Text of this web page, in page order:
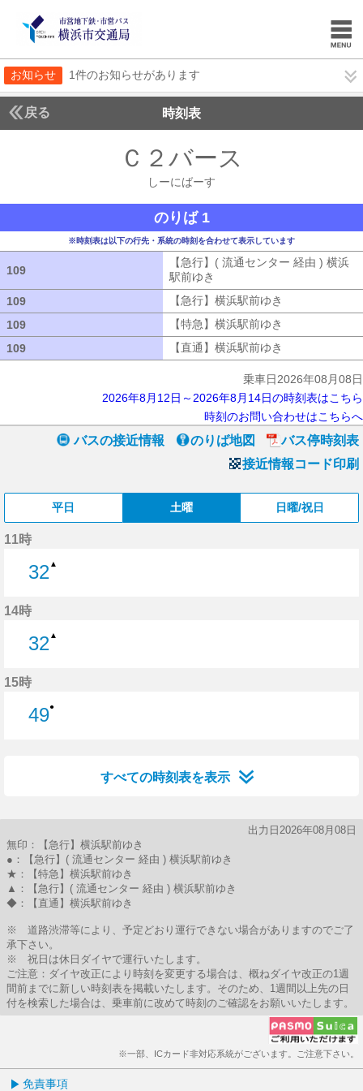
お知らせ 1件のお知らせがあります
戻る 時刻表
Ｃ２バース
しーにばーす
のりば 1
※時刻表は以下の行先・系統の時刻を合わせて表示しています
109
【急行】( 流通センター 経由 ) 横浜
駅前ゆき
109
【急行】横浜駅前ゆき
109
【特急】横浜駅前ゆき
109
【直通】横浜駅前ゆき
乗車日2026年08月08日
2026年8月12日～2026年8月14日の時刻表はこちら
時刻のお問い合わせはこちらへ
バスの接近情報 のりば地図
バス停時刻表
接近情報コード印刷
平日 土曜 日曜/祝日
11時
32▲
14時
32▲
15時
49●
すべての時刻表を表示
出力日2026年08月08日
無印：【急行】横浜駅前ゆき
●：【急行】( 流通センター 経由 ) 横浜駅前ゆき
★：【特急】横浜駅前ゆき
▲：【急行】( 流通センター 経由 ) 横浜駅前ゆき
◆：【直通】横浜駅前ゆき
※ 道路渋滞等により、予定どおり運行できない場合がありますのでご了
承下さい。
※ 祝日は休日ダイヤで運行いたします。
ご注意：ダイヤ改正により時刻を変更する場合は、概ねダイヤ改正の1週
間前までに新しい時刻表を掲載いたします。そのため、1週間以上先の日
付を検索した場合は、乗車前に改めて時刻のご確認をお願いいたします。
※一部、ICカード非対応系統がございます。ご注意下さい。
免責事項